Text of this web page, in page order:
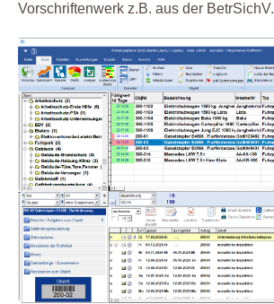
Vorschriftenwerk z.B. aus der BetrSichV.